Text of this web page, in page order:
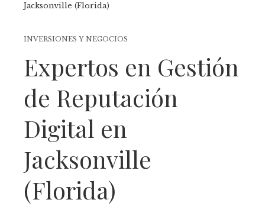
Jacksonville (Florida)
INVERSIONES Y NEGOCIOS
Expertos en Gestión
de Reputación
Digital en
Jacksonville
(Florida)